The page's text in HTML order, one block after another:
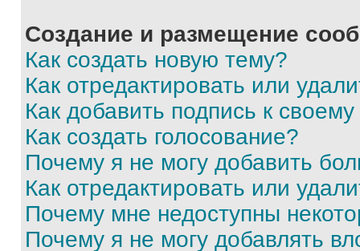
Создание и размещение
Как создать новую тему?
Как отредактировать или
Как добавить подпись к
Как создать голосование?
Почему я не могу добавить
Как отредактировать или
Почему мне недоступны
Почему я не могу добавлять